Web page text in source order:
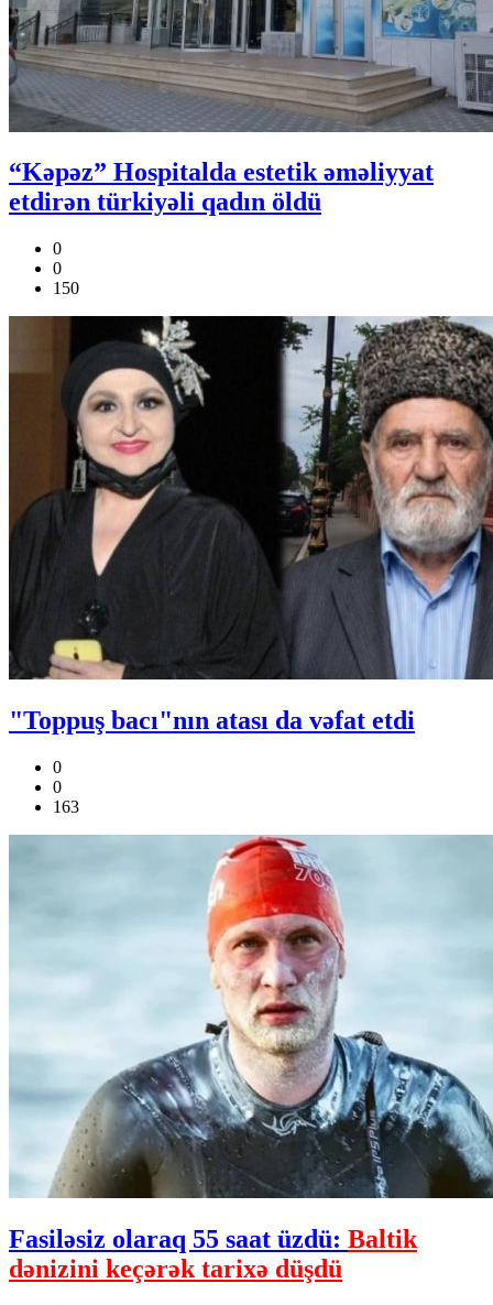
“Kəpəz” Hospitalda estetik əməliyyat
etdirən türkiyəli qadın öldü
0
0
150
"Toppuş bacı"nın atası da vəfat etdi
0
0
163
Fasiləsiz olaraq 55 saat üzdü: Baltik
dənizini keçərək tarixə düşdü